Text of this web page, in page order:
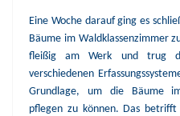
Eine Woche darauf ging es
Bäume im Waldklassenzimmer
fleißig am Werk und trug
verschiedenen
Grundlage, um die Bäume
pflegen zu können. Das